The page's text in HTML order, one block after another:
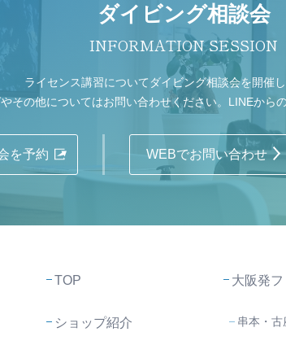
ダイビング相談会
INFORMATION SESSION
ライセンス講習についてダイビング相談会を開催し
その他についてはお問い合わせください。LINEから
を予約 WEBでお問い合わせ
TOP
ショップ紹介
大阪発
串本・